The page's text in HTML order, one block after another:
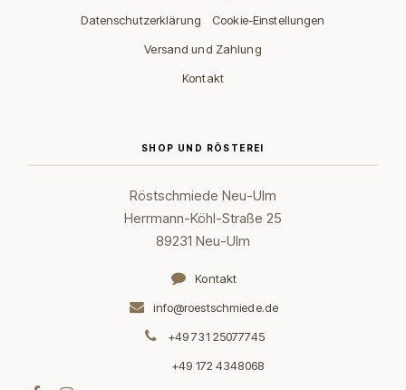
Datenschutzerklärung
Cookie-Einstellungen
Versand und Zahlung
Kontakt
SHOP UND RÖSTEREI
Röstschmiede Neu-Ulm
Herrmann-Köhl-Straße 25
89231 Neu-Ulm
Kontakt
info@roestschmiede.de
+49 731 25077745
+49 172 4348068